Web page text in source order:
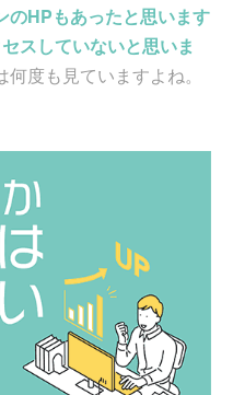
のHPもあったと思います
スしていないと思いま
度も見ていますよね。